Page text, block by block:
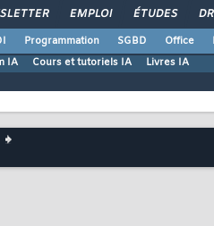
EMPLOI ÉTUDES
Programmation SGBD Office
IA Cours et tutoriels IA Livres IA